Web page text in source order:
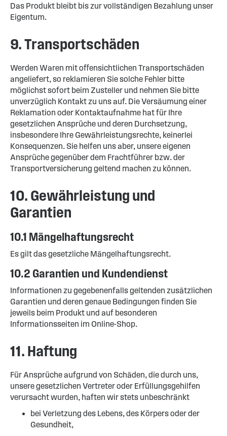
Das Produkt bleibt bis zur vollständigen Bezahlung unser
Eigentum.
9. Transportschäden
Werden Waren mit offensichtlichen Transportschäden
angeliefert, so reklamieren Sie solche Fehler bitte
möglichst sofort beim Zusteller und nehmen Sie bitte
unverzüglich Kontakt zu uns auf. Die Versäumung einer
Reklamation oder Kontaktaufnahme hat für Ihre
gesetzlichen Ansprüche und deren Durchsetzung,
insbesondere Ihre Gewährleistungsrechte, keinerlei
Konsequenzen. Sie helfen uns aber, unsere eigenen
Ansprüche gegenüber dem Frachtführer bzw. der
Transportversicherung geltend machen zu können.
10. Gewährleistung und
Garantien
10.1 Mängelhaftungsrecht
Es gilt das gesetzliche Mängelhaftungsrecht.
10.2 Garantien und Kundendienst
Informationen zu gegebenenfalls geltenden zusätzlichen
Garantien und deren genaue Bedingungen finden Sie
jeweils beim Produkt und auf besonderen
Informationsseiten im Online-Shop.
11. Haftung
Für Ansprüche aufgrund von Schäden, die durch uns,
unsere gesetzlichen Vertreter oder Erfüllungsgehilfen
verursacht wurden, haften wir stets unbeschränkt
bei Verletzung des Lebens, des Körpers oder der
Gesundheit,